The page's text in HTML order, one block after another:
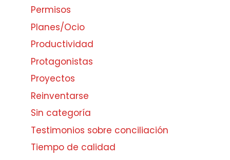
Permisos
Planes/Ocio
Productividad
Protagonistas
Proyectos
Reinventarse
Sin categoría
Testimonios sobre conciliación
Tiempo de calidad